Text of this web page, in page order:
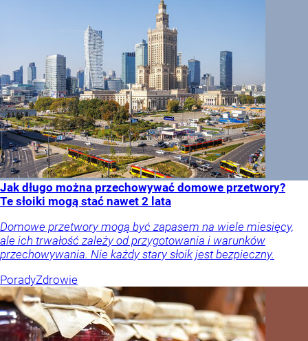
Jak długo można przechowywać domowe przetwory?
Te słoiki mogą stać nawet 2 lata
Domowe przetwory mogą być zapasem na wiele miesięcy,
ale ich trwałość zależy od przygotowania i warunków
przechowywania. Nie każdy stary słoik jest bezpieczny.
PoradyZdrowie